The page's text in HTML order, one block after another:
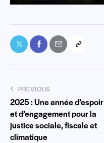
PREVIOUS
2025 : Une année d’espoir
et d’engagement pour la
justice sociale, fiscale et
climatique